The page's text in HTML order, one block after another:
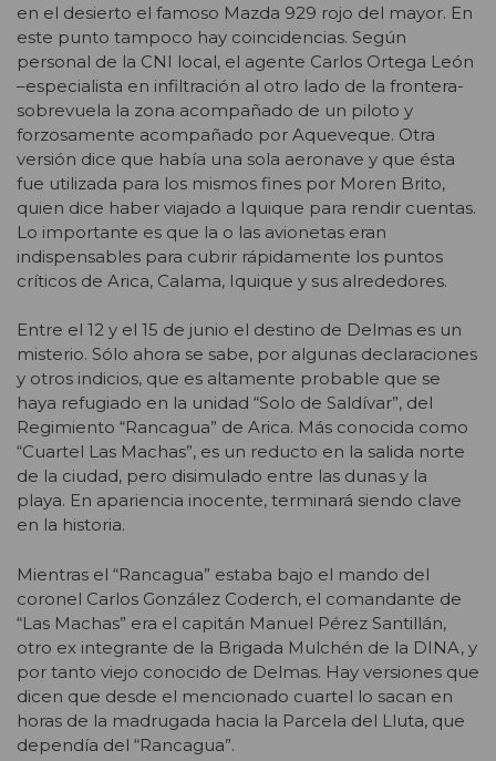
en el desierto el famoso Mazda 929 rojo del mayor. En
este punto tampoco hay coincidencias. Según
personal de la CNI local, el agente Carlos Ortega León
–especialista en infiltración al otro lado de la frontera-
sobrevuela la zona acompañado de un piloto y
forzosamente acompañado por Aqueveque. Otra
versión dice que había una sola aeronave y que ésta
fue utilizada para los mismos fines por Moren Brito,
quien dice haber viajado a Iquique para rendir cuentas.
Lo importante es que la o las avionetas eran
indispensables para cubrir rápidamente los puntos
críticos de Arica, Calama, Iquique y sus alrededores.
Entre el 12 y el 15 de junio el destino de Delmas es un
misterio. Sólo ahora se sabe, por algunas declaraciones
y otros indicios, que es altamente probable que se
haya refugiado en la unidad “Solo de Saldívar”, del
Regimiento “Rancagua” de Arica. Más conocida como
“Cuartel Las Machas”, es un reducto en la salida norte
de la ciudad, pero disimulado entre las dunas y la
playa. En apariencia inocente, terminará siendo clave
en la historia.
Mientras el “Rancagua” estaba bajo el mando del
coronel Carlos González Coderch, el comandante de
“Las Machas” era el capitán Manuel Pérez Santillán,
otro ex integrante de la Brigada Mulchén de la DINA, y
por tanto viejo conocido de Delmas. Hay versiones que
dicen que desde el mencionado cuartel lo sacan en
horas de la madrugada hacia la Parcela del Lluta, que
dependía del “Rancagua”.